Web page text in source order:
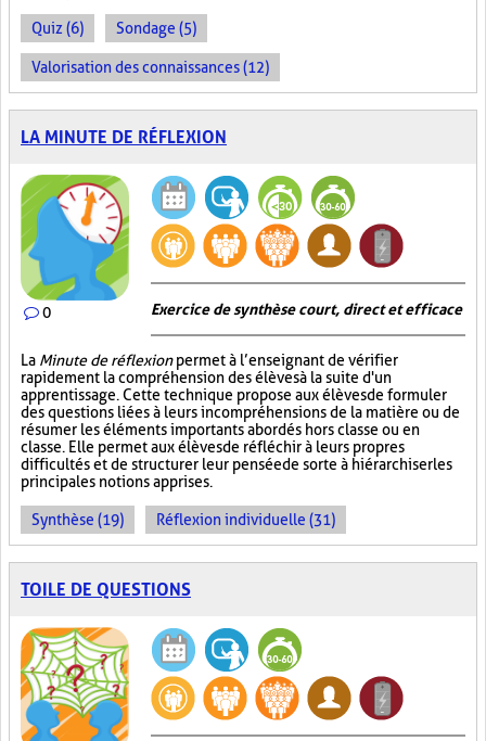
Quiz (6) Sondage (5)
Valorisation des connaissances (12)
LA MINUTE DE RÉFLEXION
0 Exercice de synthèse court, direct et efficace
La Minute de réflexionpermet à l’enseignant de vérifier
rapidement la compréhension des élèves à la suite d'un
apprentissage. Cette technique propose aux élèves de formuler
des questions liées à leurs incompréhensions de la matière ou de
résumer les éléments importants abordés hors classe ou en
classe. Elle permet aux élèves de réfléchir à leurs propres
difficultés et de structurer leur pensée de sorte à hiérarchiser les
principales notions apprises.
Synthèse (19) Réflexion individuelle (31)
TOILE DE QUESTIONS